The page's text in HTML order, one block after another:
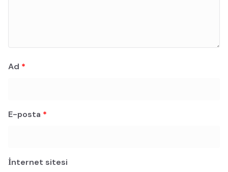
Ad *
E-posta *
İnternet sitesi